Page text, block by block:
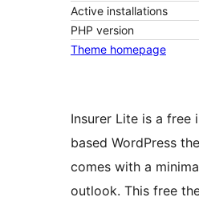
Active installations
PHP version
Theme homepage
Insurer Lite is a free
based WordPress
comes with a
outlook. This free